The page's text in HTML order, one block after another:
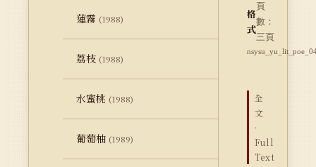
蓮霧 (1988)
荔枝 (1988)
水蜜桃 (1988)
葡萄柚 (1989)
格
式
頁
數：
三頁
全
文
·
Full
Text